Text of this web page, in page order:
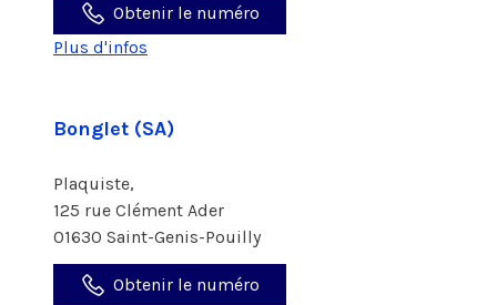
Obtenir le numéro
Plus d'infos
Bonglet (SA)
Plaquiste,
125 rue Clément Ader
01630 Saint-Genis-Pouilly
Obtenir le numéro